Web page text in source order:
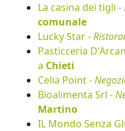
La casina dei tigli -
comunale
Lucky Star -
Pasticceria
a Chieti
Celia Point -
Bioalimenta Srl -
Martino
IL Mondo Senza